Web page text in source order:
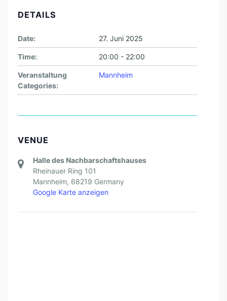
DETAILS
Date: 27. Juni 2025
Time: 20:00 - 22:00
Veranstaltung
Categories:
Mannheim
VENUE
Halle des Nachbarschaftshauses
Rheinauer Ring 101
Mannheim, 68219 Germany
Google Karte anzeigen